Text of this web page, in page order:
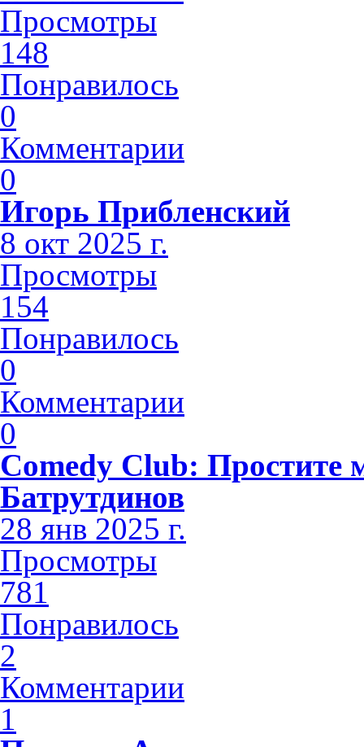
Просмотры
148
Понравилось
0
Комментарии
0
Игорь Прибленский
8 окт 2025 г.
Просмотры
154
Понравилось
0
Комментарии
0
Comedy Club:
Батрутдинов
28 янв 2025 г.
Просмотры
781
Понравилось
2
Комментарии
1